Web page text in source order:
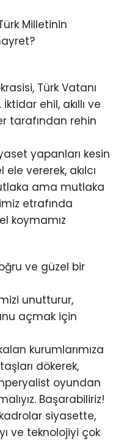
Milletinin
Türk Vatanı
ehil, akıllı ve
tarafından rehin
yapanları kesin
vererek, akılcı
ama mutlaka
etrafında
koymamız
ve güzel bir
unutturur,
açmak için
kurumlarımıza
dökerek,
oyundan
Başarabiliriz!
siyasette,
ve teknolojiyi çok